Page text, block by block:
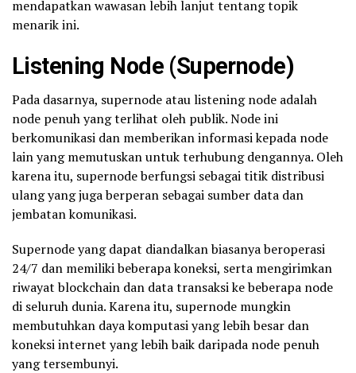
mendapatkan wawasan lebih lanjut tentang topik
menarik ini.
Listening Node (Supernode)
Pada dasarnya, supernode atau listening node adalah
node penuh yang terlihat oleh publik. Node ini
berkomunikasi dan memberikan informasi kepada node
lain yang memutuskan untuk terhubung dengannya. Oleh
karena itu, supernode berfungsi sebagai titik distribusi
ulang yang juga berperan sebagai sumber data dan
jembatan komunikasi.
Supernode yang dapat diandalkan biasanya beroperasi
24/7 dan memiliki beberapa koneksi, serta mengirimkan
riwayat blockchain dan data transaksi ke beberapa node
di seluruh dunia. Karena itu, supernode mungkin
membutuhkan daya komputasi yang lebih besar dan
koneksi internet yang lebih baik daripada node penuh
yang tersembunyi.